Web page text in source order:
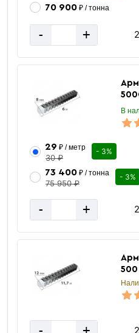
70 900₽ / тонна
- +
В
29 ₽ / метр
30 ₽
- 3%
73 400₽ / тонна
75 950 ₽
- 3%
- +
500
вязальная
«В
«Быстрый заказ»